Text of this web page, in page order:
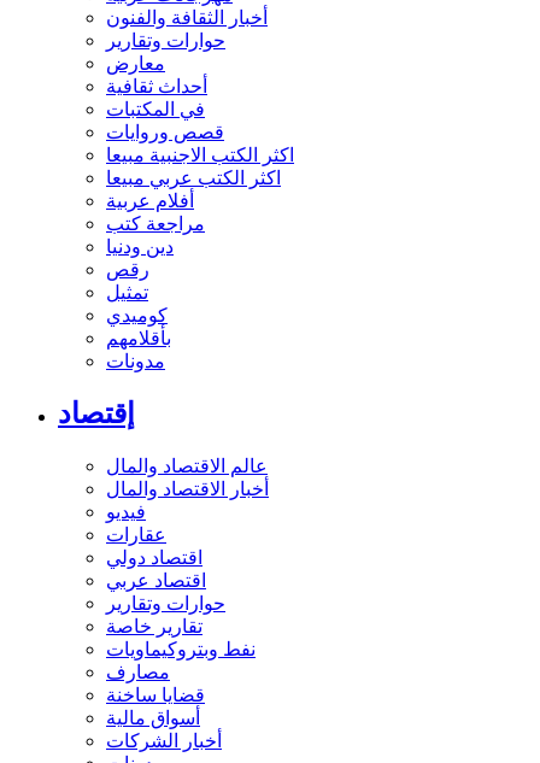
أخبار الثقافة والفنون
حوارات وتقارير
معارض
أحداث ثقافية
في المكتبات
قصص وروايات
اكثر الكتب الاجنبية مبيعا
اكثر الكتب عربي مبيعا
أفلام عربية
مراجعة كتب
دين ودنيا
رقص
تمثيل
كوميدي
بأقلامهم
مدونات
إقتصاد
عالم الاقتصاد والمال
أخبار الاقتصاد والمال
فيديو
عقارات
اقتصاد دولي
اقتصاد عربي
حوارات وتقارير
تقارير خاصة
نفط وبتروكيماويات
مصارف
قضايا ساخنة
أسواق مالية
أخبار الشركات